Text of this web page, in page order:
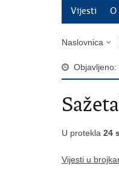
Vijesti O
Naslovnica
Objavljeno:
U protekla 24
Vijesti u